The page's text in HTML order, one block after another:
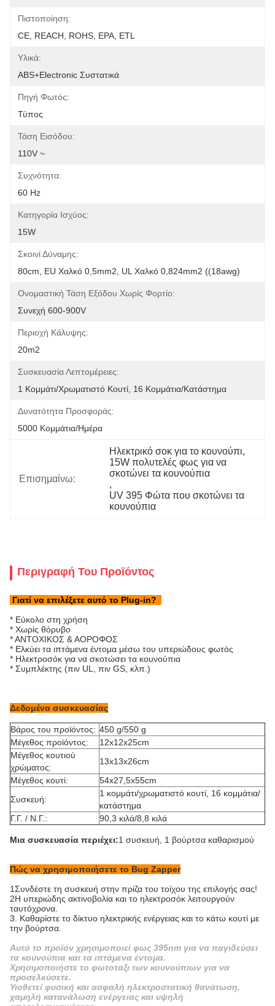
Πιστοποίηση:
CE, REACH, ROHS, EPA, ETL
Υλικά:
ABS+electronic Συστατικά
Πηγή Φωτός:
Τύπος
Τάση Εισόδου:
110V ~
Συχνότητα:
60 Hz
Κατηγορία Ισχύος:
15W
Σκοινί Δύναμης:
80cm, EU Χαλκό 0,5mm2, UL Χαλκό 0,824mm2 ((18awg)
Ονομαστική Τάση Εξόδου Χωρίς Φορτίο:
Συνεχή 600-900V
Περιοχή Κάλυψης:
20m2
Συσκευασία Λεπτομέρειες:
1 Κομμάτι/χρωματιστό Κουτί, 16 Κομμάτια/κατάστημα
Δυνατότητα Προσφοράς:
5000 Κομμάτια/ημέρα
Επισημαίνω:
Ηλεκτρικό σοκ για το κουνούπι,
15W πολυτελές φως για να
σκοτώνει τα κουνούπια
,
UV 395 Φώτα που σκοτώνει τα
κουνούπια
Περιγραφή Του Προϊόντος
Γιατί να επιλέξετε αυτό το Plug-in?
* Εύκολο στη χρήση
* Χωρίς θόρυβο
* ΑΝΤΟΧΙΚΟΣ & ΑΟΡΟΦΟΣ
* Ελκύει τα ιπτάμενα έντομα μέσω του υπεριώδους φωτός
* Ηλεκτροσόκ για να σκοτώσει τα κουνούπια
* Συμπλέκτης (πιν UL, πιν GS, κλπ.)
Δεδομένα συσκευασίας
Βάρος του προϊόντος: 450 g/550 g
Μέγεθος προϊόντος:
12x12x25cm
Μέγεθος κουτιού
χρώματος:
13x13x26cm
Μέγεθος κουτί:
54x27,5x55cm
Συσκευή:
1 κομμάτι/χρωματιστό κουτί, 16 κομμάτια/
κατάστημα
Γ.Γ. / Ν.Γ.:
90,3 κιλά/8,8 κιλά
Μια συσκευασία περιέχει:1 συσκευή, 1 βούρτσα καθαρισμού
Πώς να χρησιμοποιήσετε το Bug Zapper
1Συνδέστε τη συσκευή στην πρίζα του τοίχου της επιλογής σας!
2Η υπεριώδης ακτινοβολία και το ηλεκτροσόκ λειτουργούν
ταυτόχρονα.
3. Καθαρίστε το δίκτυο ηλεκτρικής ενέργειας και το κάτω κουτί με
την βούρτσα.
Αυτό το προϊόν χρησιμοποιεί φως 395nm για να παγιδεύσει
τα κουνούπια και τα ιπτάμενα έντομα.
Χρησιμοποιήστε το φωτοταξι των κουνούπιων για να
προσελκύσετε.
Υιοθετεί φυσική και ασφαλή ηλεκτροστατική θανάτωση,
χαμηλή κατανάλωση ενέργειας και υψηλή